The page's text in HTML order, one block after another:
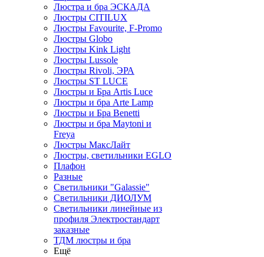
Люстра и бра ЭСКАДА
Люстры CITILUX
Люстры Favourite, F-Promo
Люстры Globo
Люстры Kink Light
Люстры Lussole
Люстры Rivoli, ЭРА
Люстры ST LUCE
Люстры и Бра Artis Luce
Люстры и бра Arte Lamp
Люстры и Бра Benetti
Люстры и бра Maytoni и
Freya
Люстры МаксЛайт
Люстры, светильники EGLO
Плафон
Разные
Светильники "Galassie"
Светильники ДИОЛУМ
Светильники линейные из
профиля Электростандарт
заказные
ТДМ люстры и бра
Ещё